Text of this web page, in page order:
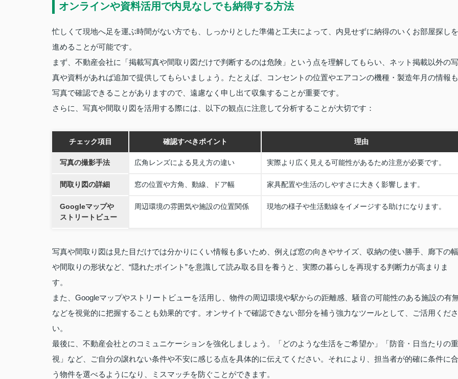
オンラインや資料活用で内見なしでも納得する方法
忙しくて現地へ足を運ぶ時間がない方でも、しっかりとした準備と工夫によって、内見せずに納得のいくお部屋探しを
進めることが可能です。
まず、不動産会社に「掲載写真や間取り図だけで判断するのは危険」という点を理解してもらい、ネット掲載以外の写
真や資料があれば追加で提供してもらいましょう。たとえば、コンセントの位置やエアコンの機種・製造年月の情報も
写真で確認できることがありますので、遠慮なく申し出て収集することが重要です。
さらに、写真や間取り図を活用する際には、以下の観点に注意して分析することが大切です：
チェック項目 確認すべきポイント 理由
写真の撮影手法 広角レンズによる見え方の違い 実際より広く見える可能性があるため注意が必要です。
間取り図の詳細 窓の位置や方角、動線、ドア幅 家具配置や生活のしやすさに大きく影響します。
Googleマップや
ストリートビュー
周辺環境の雰囲気や施設の位置関係 現地の様子や生活動線をイメージする助けになります。
写真や間取り図は見た目だけでは分かりにくい情報も多いため、例えば窓の向きやサイズ、収納の使い勝手、廊下の幅
や間取りの形状など、“隠れたポイント”を意識して読み取る目を養うと、実際の暮らしを再現する判断力が高まりま
す。
また、Googleマップやストリートビューを活用し、物件の周辺環境や駅からの距離感、騒音の可能性のある施設の有
などを視覚的に把握することも効果的です。オンサイトで確認できない部分を補う強力なツールとして、ご活用くださ
い。
最後に、不動産会社とのコミュニケーションを強化しましょう。「どのような生活をご希望か」「防音・日当たりの重
視」など、ご自分の譲れない条件や不安に感じる点を具体的に伝えてください。それにより、担当者が的確に条件に合
う物件を選べるようになり、ミスマッチを防ぐことができます。